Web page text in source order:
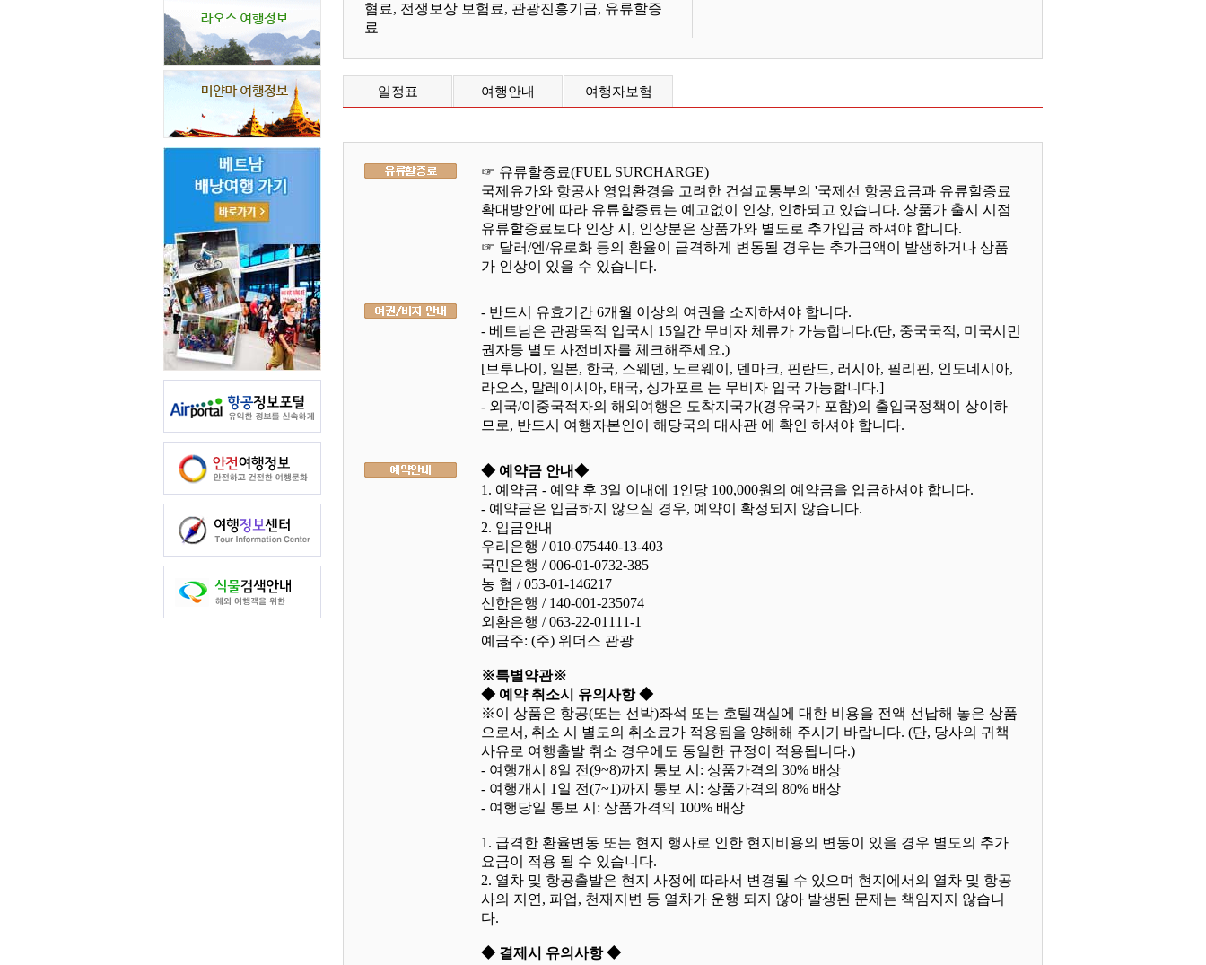
혐료, 전쟁보상 보험료, 관광진흥기금, 유류할증
료
일정표 여행안내 여행자보험
☞ 유류할증료(FUEL SURCHARGE)
국제유가와 항공사 영업환경을 고려한 건설교통부의 '국제선 항공요금과 유류할증료
확대방안'에 따라 유류할증료는 예고없이 인상, 인하되고 있습니다. 상품가 출시 시점
유류할증료보다 인상 시, 인상분은 상품가와 별도로 추가입금 하셔야 합니다.
☞ 달러/엔/유로화 등의 환율이 급격하게 변동될 경우는 추가금액이 발생하거나 상품
가 인상이 있을 수 있습니다.
- 반드시 유효기간 6개월 이상의 여권을 소지하셔야 합니다.
- 베트남은 관광목적 입국시 15일간 무비자 체류가 가능합니다.(단, 중국국적, 미국시민
권자등 별도 사전비자를 체크해주세요.)
[브루나이, 일본, 한국, 스웨덴, 노르웨이, 덴마크, 핀란드, 러시아, 필리핀, 인도네시아,
라오스, 말레이시아, 태국, 싱가포르 는 무비자 입국 가능합니다.]
- 외국/이중국적자의 해외여행은 도착지국가(경유국가 포함)의 출입국정책이 상이하
므로, 반드시 여행자본인이 해당국의 대사관 에 확인 하셔야 합니다.
◆ 예약금 안내◆
1. 예약금 - 예약 후 3일 이내에 1인당 100,000원의 예약금을 입금하셔야 합니다.
- 예약금은 입금하지 않으실 경우, 예약이 확정되지 않습니다.
2. 입금안내
우리은행 / 010-075440-13-403
국민은행 / 006-01-0732-385
농 협 / 053-01-146217
신한은행 / 140-001-235074
외환은행 / 063-22-01111-1
예금주: (주) 위더스 관광
※특별약관※
◆ 예약 취소시 유의사항 ◆
※이 상품은 항공(또는 선박)좌석 또는 호텔객실에 대한 비용을 전액 선납해 놓은 상품
으로서, 취소 시 별도의 취소료가 적용됨을 양해해 주시기 바랍니다. (단, 당사의 귀책
사유로 여행출발 취소 경우에도 동일한 규정이 적용됩니다.)
- 여행개시 8일 전(9~8)까지 통보 시: 상품가격의 30% 배상
- 여행개시 1일 전(7~1)까지 통보 시: 상품가격의 80% 배상
- 여행당일 통보 시: 상품가격의 100% 배상
1. 급격한 환율변동 또는 현지 행사로 인한 현지비용의 변동이 있을 경우 별도의 추가
요금이 적용 될 수 있습니다.
2. 열차 및 항공출발은 현지 사정에 따라서 변경될 수 있으며 현지에서의 열차 및 항공
사의 지연, 파업, 천재지변 등 열차가 운행 되지 않아 발생된 문제는 책임지지 않습니
다.
◆ 결제시 유의사항 ◆